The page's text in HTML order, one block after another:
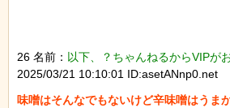
26 名前： 以下、？ちゃんねるからVIPが
2025/03/21 10:10:01 ID:asetANnp0.net
味噌はそんなでもないけど辛味噌はうま